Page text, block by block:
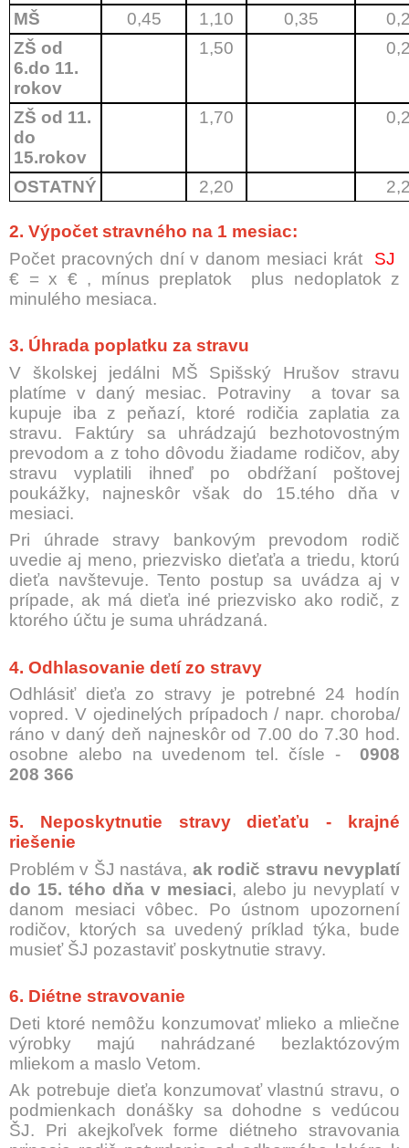
MŠ
0,45 1,10 0,35
ZŠ od
6.do 11.
rokov
1,50
ZŠ od 11.
do
15.rokov
1,70
OSTATNÝ 2,20
2. Výpočet stravného na 1 mesiac:
Počet pracovných dní v danom mesiaci krát SJ
€ = x € , mínus preplatok
plus nedoplatok z
minulého mesiaca.
3. Úhrada poplatku za stravu
V školskej jedálni MŠ Spišský Hrušov stravu
platíme v daný mesiac. Potraviny a tovar sa
kupuje iba z peňazí, ktoré rodičia zaplatia za
stravu. Faktúry sa uhrádzajú bezhotovostným
prevodom a z toho dôvodu žiadame rodičov, aby
stravu vyplatili ihneď po obdŕžaní poštovej
poukážky, najneskôr však do 15.tého dňa v
mesiaci.
Pri úhrade stravy bankovým prevodom rodič
uvedie aj meno, priezvisko dieťaťa a triedu, ktorú
dieťa navštevuje. Tento postup sa uvádza aj v
prípade, ak má dieťa iné priezvisko ako rodič, z
ktorého účtu je suma uhrádzaná.
4. Odhlasovanie detí zo stravy
Odhlásiť dieťa zo stravy je potrebné 24 hodín
vopred. V ojedinelých prípadoch / napr. choroba/
ráno v daný deň najneskôr od 7.00 do 7.30 hod.
osobne alebo na uvedenom tel. čísle -
0908
208 366
5. Neposkytnutie stravy dieťaťu - krajné
riešenie
Problém v ŠJ nastáva, ak rodič stravu nevyplatí
do 15. tého dňa v mesiaci, alebo ju nevyplatí v
danom mesiaci vôbec. Po ústnom upozornení
rodičov, ktorých sa uvedený príklad týka, bude
musieť ŠJ pozastaviť poskytnutie stravy.
6. Diétne stravovanie
Deti ktoré nemôžu konzumovať mlieko a mliečne
výrobky majú nahrádzané bezlaktózovým
mliekom a maslo Vetom.
Ak potrebuje dieťa konzumovať vlastnú stravu, o
podmienkach donášky sa dohodne s vedúcou
ŠJ. Pri akejkoľvek forme diétneho stravovania